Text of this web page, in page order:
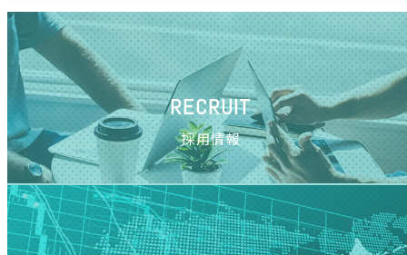
RECRUIT
採用情報